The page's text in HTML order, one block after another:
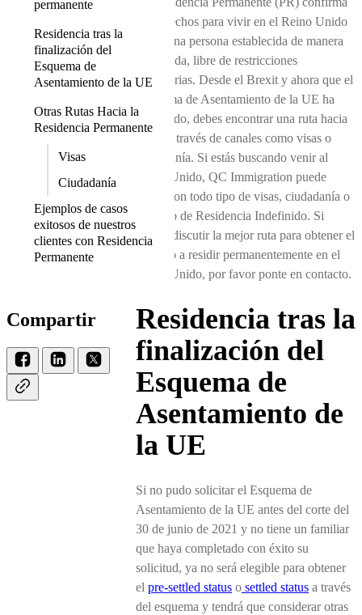
permanente
Residencia tras la
finalización del
Esquema de
Asentamiento de la UE
Otras Rutas Hacia la
Residencia Permanente
Visas
Ciudadanía
Ejemplos de casos
exitosos de nuestros
clientes con Residencia
Permanente
Compartir
tus derechos para vivir en el Reino Unido
como una persona establecida de manera
indefinida, libre de restricciones
migratorias. Desde el Brexit y ahora que el
Esquema de Asentamiento de la UE ha
terminado, debes encontrar una ruta hacia
la PR a través de canales como visas o
ciudadanía. Si estás buscando venir al
Reino Unido, QC Immigration puede
asistir con todo tipo de visas, ciudadanía o
Permiso de Residencia Indefinido. Si
deseas discutir la mejor ruta para obtener el
derecho a residir permanentemente en el
Reino Unido, por favor ponte en contacto.
Residencia tras la
finalización del
Esquema de
Asentamiento de
la UE
Si no pudo solicitar el Esquema de
Asentamiento de la UE antes del corte del
30 de junio de 2021 y no tiene un familiar
que haya completado con éxito su
solicitud, ya no será elegible para obtener
el pre-settled status o settled status a través
del esquema y tendrá que considerar otras